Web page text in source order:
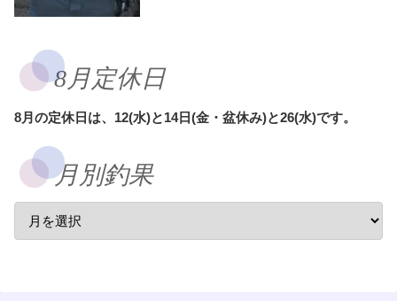
8月定休日
8月の定休日は、12(水)と14日(金・盆休み)と26(水)です。
月別釣果